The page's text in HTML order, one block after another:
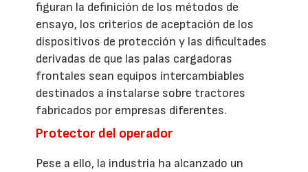
figuran la definición de los métodos de
ensayo, los criterios de aceptación de los
dispositivos de protección y las dificultades
derivadas de que las palas cargadoras
frontales sean equipos intercambiables
destinados a instalarse sobre tractores
fabricados por empresas diferentes.
Protector del operador
Pese a ello, la industria ha alcanzado un